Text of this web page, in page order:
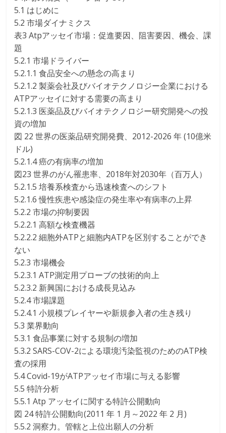
5.1 はじめに
5.2 市場ダイナミクス
表3 Atpアッセイ市場：促進要因、阻害要因、機会、課
題
5.2.1 市場ドライバー
5.2.1.1 食品安全への懸念の高まり
5.2.1.2 製薬会社及びバイオテクノロジー企業における
ATPアッセイに対する需要の高まり
5.2.1.3 医薬品及びバイオテクノロジー研究開発への投
資の増加
図 22 世界の医薬品研究開発費、2012-2026 年 (10億米
ドル)
5.2.1.4 癌の有病率の増加
図23 世界のがん罹患率、2018年対2030年（百万人）
5.2.1.5 培養系検査から迅速検査へのシフト
5.2.1.6 慢性疾患や感染症の発生率や有病率の上昇
5.2.2 市場の抑制要因
5.2.2.1 高額な検査機器
5.2.2.2 細胞外ATPと細胞内ATPを区別することができ
ない
5.2.3 市場機会
5.2.3.1 ATP測定用プローブの技術的向上
5.2.3.2 新興国における成長見込み
5.2.4 市場課題
5.2.4.1 小規模プレイヤーや新規参入者の生き残り
5.3 業界動向
5.3.1 食品事業に対する規制の増加
5.3.2 SARS-COV-2による環境汚染監視のためのATP検
査の採用
5.4 Covid-19がATPアッセイ市場に与える影響
5.5 特許分析
5.5.1 Atp アッセイに関する特許公開動向
図 24 特許公開動向(2011 年 1 月～2022 年 2 月)
5.5.2 洞察力。管轄と上位出願人の分析